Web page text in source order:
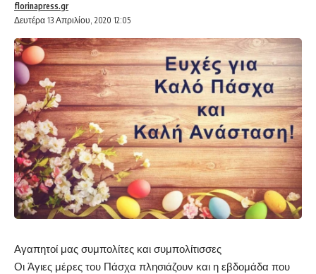
Δευτέρα 13 Απριλίου, 2020 12:05
florinapress.gr
Αγαπητοί μας συμπολίτες και συμπολίτισσες
Οι Άγιες μέρες του Πάσχα πλησιάζουν και η εβδομάδα που